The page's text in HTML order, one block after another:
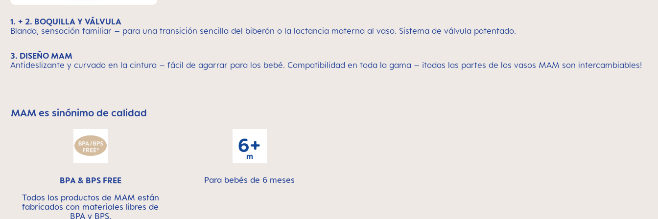
1. + 2. BOQUILLA Y VÁLVULA
Blanda, sensación familiar – para una transición sencilla del biberón o la lactancia materna al vaso. Sistema de válvula patentado.
3. DISEÑO MAM
Antideslizante y curvado en la cintura – fácil de agarrar para los bebé. Compatibilidad en toda la gama – ¡todas las partes de los vasos MAM son intercambiables!
Skip MAM Means Quality Icon Bar
MAM es sinónimo de calidad
BPA & BPS FREE
Todos los productos de MAM están
fabricados con materiales libres de
BPA y BPS.
Para bebés de 6 meses